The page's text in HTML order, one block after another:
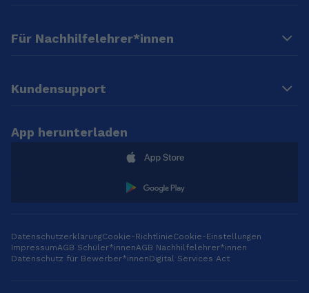
Für Nachhilfelehrer*innen
Kundensupport
App herunterladen
DatenschutzerklärungCookie-RichtlinieCookie-Einstellungen
ImpressumAGB Schüler*innenAGB Nachhilfelehrer*innen
Datenschutz für Bewerber*innenDigital Services Act